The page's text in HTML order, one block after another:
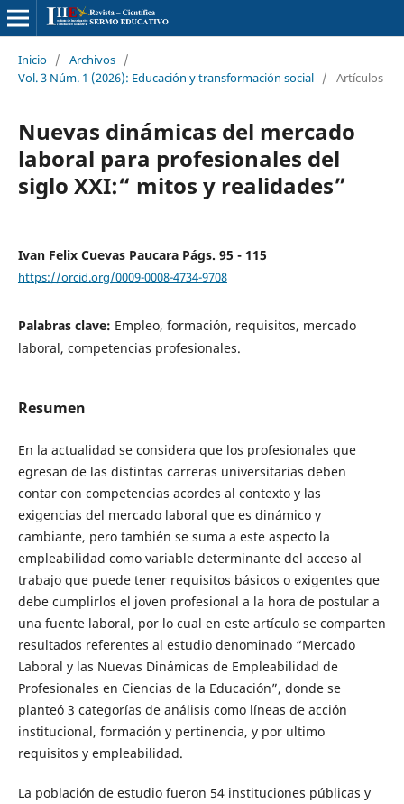
Inicio / Archivos /
Vol. 3 Núm. 1 (2026): Educación y transformación social / Artículos
Nuevas dinámicas del mercado
laboral para profesionales del
siglo XXI:“ mitos y realidades”
Ivan Felix Cuevas Paucara Págs. 95 - 115
https://orcid.org/0009-0008-4734-9708
Palabras clave: Empleo, formación, requisitos, mercado
laboral, competencias profesionales.
Resumen
En la actualidad se considera que los profesionales que
egresan de las distintas carreras universitarias deben
contar con competencias acordes al contexto y las
exigencias del mercado laboral que es dinámico y
cambiante, pero también se suma a este aspecto la
empleabilidad como variable determinante del acceso al
trabajo que puede tener requisitos básicos o exigentes que
debe cumplirlos el joven profesional a la hora de postular a
una fuente laboral, por lo cual en este artículo se comparten
resultados referentes al estudio denominado “Mercado
Laboral y las Nuevas Dinámicas de Empleabilidad de
Profesionales en Ciencias de la Educación”, donde se
planteó 3 categorías de análisis como líneas de acción
institucional, formación y pertinencia, y por ultimo
requisitos y empleabilidad.
La población de estudio fueron 54 instituciones públicas y